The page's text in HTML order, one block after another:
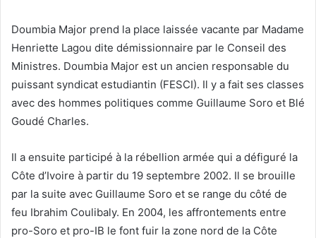
Doumbia Major prend la place laissée vacante par Madame
Henriette Lagou dite démissionnaire par le Conseil des
Ministres. Doumbia Major est un ancien responsable du
puissant syndicat estudiantin (FESCI). Il y a fait ses classes
avec des hommes politiques comme Guillaume Soro et Blé
Goudé Charles.
Il a ensuite participé à la rébellion armée qui a défiguré la
Côte d’Ivoire à partir du 19 septembre 2002. Il se brouille
par la suite avec Guillaume Soro et se range du côté de
feu Ibrahim Coulibaly. En 2004, les affrontements entre
pro-Soro et pro-IB le font fuir la zone nord de la Côte